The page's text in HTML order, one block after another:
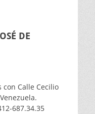
DE
con Calle Cecilio
687.34.35